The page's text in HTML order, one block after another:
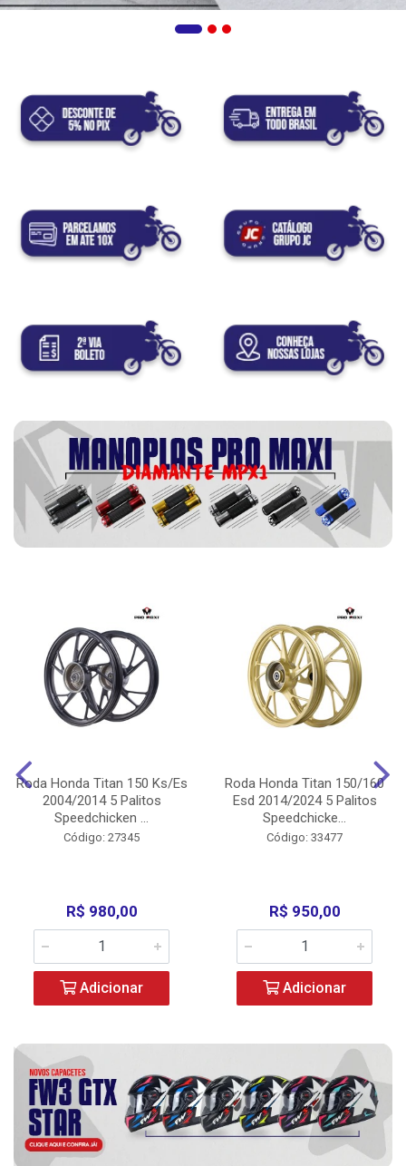
Roda Honda Titan 150 Ks/Es
2004/2014 5 Palitos
Speedchicken ...
Código: 27345
R$ 980,00
Adicionar
Roda Honda Titan 150/160
Esd 2014/2024 5 Palitos
Speedchicke...
Código: 33477
R$ 950,00
Adicionar